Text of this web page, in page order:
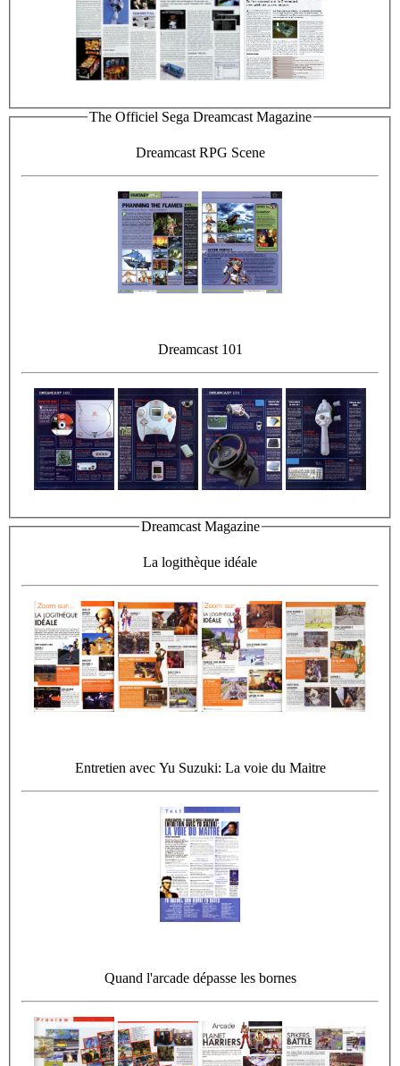
The Officiel Sega Dreamcast Magazine
Dreamcast RPG Scene
Dreamcast 101
Dreamcast Magazine
La logithèque idéale
Entretien avec Yu Suzuki: La voie du Maitre
Quand l'arcade dépasse les bornes